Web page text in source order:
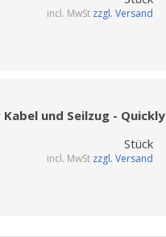
incl. MwSt zzgl. Versand
und Seilzug - Quickly
Stück
incl. MwSt zzgl. Versand